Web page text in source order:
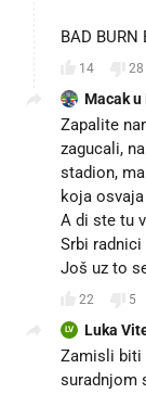
BAD
14 28
Macak u
Zapalite
zagucali,
stadion,
koja
A di ste tu
Srbi radnici
Još uz to
22 5
LV Luka
Zamisli biti
suradnjom